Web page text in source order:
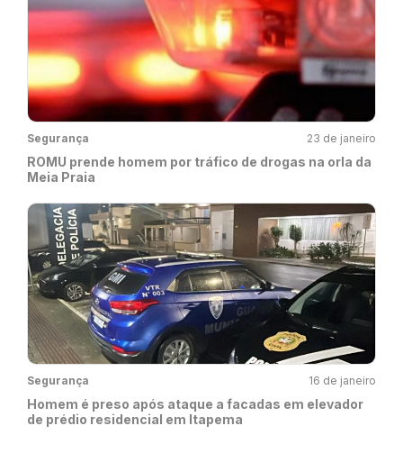
Segurança 23 de janeiro
ROMU prende homem por tráfico de drogas na orla da
Meia Praia
Segurança 16 de janeiro
Homem é preso após ataque a facadas em elevador
de prédio residencial em Itapema